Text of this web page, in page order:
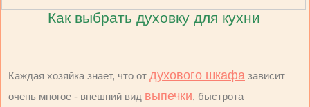
Как выбрать духовку для кухни
Каждая хозяйка знает, что от духового шкафа зависит
очень многое - внешний вид выпечки, быстрота